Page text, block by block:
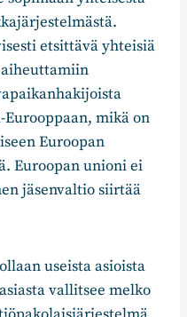
etsittävä yhteisiä
mikä on
Euroopan
Euroopan unioni ei
jäsenvaltio siirtää
useista asioista
vallitsee melko